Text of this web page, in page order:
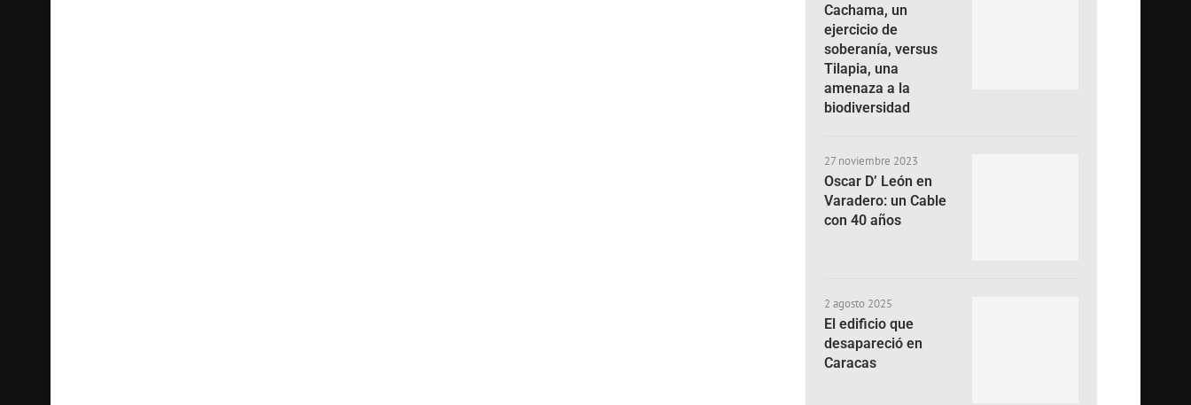
Cachama, un
ejercicio de
soberanía, versus
Tilapia, una
amenaza a la
biodiversidad
27 noviembre 2023
Oscar D’ León en
Varadero: un Cable
con 40 años
2 agosto 2025
El edificio que
desapareció en
Caracas